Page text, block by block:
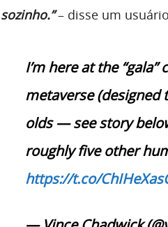
sozinho.”– disse um
I’m here at the
metaverse (designed
olds — see story
roughly five other
https://t.co/